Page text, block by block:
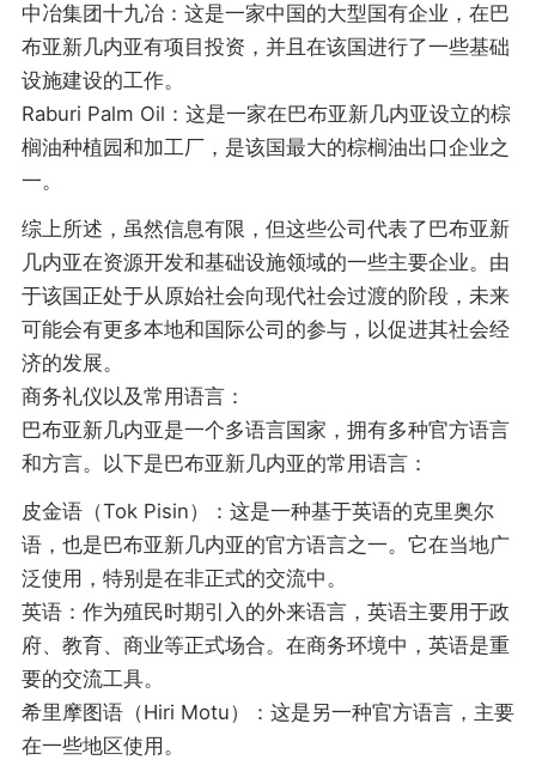
中冶集团十九冶：这是一家中国的大型国有企业，在巴
布亚新几内亚有项目投资，并且在该国进行了一些基础
设施建设的工作。
Raburi Palm Oil：这是一家在巴布亚新几内亚设立的棕
榈油种植园和加工厂，是该国最大的棕榈油出口企业之
一。
综上所述，虽然信息有限，但这些公司代表了巴布亚新
几内亚在资源开发和基础设施领域的一些主要企业。由
于该国正处于从原始社会向现代社会过渡的阶段，未来
可能会有更多本地和国际公司的参与，以促进其社会经
济的发展。
商务礼仪以及常用语言：
巴布亚新几内亚是一个多语言国家，拥有多种官方语言
和方言。以下是巴布亚新几内亚的常用语言：
皮金语（Tok Pisin）：这是一种基于英语的克里奥尔
语，也是巴布亚新几内亚的官方语言之一。它在当地广
泛使用，特别是在非正式的交流中。
英语：作为殖民时期引入的外来语言，英语主要用于政
府、教育、商业等正式场合。在商务环境中，英语是重
要的交流工具。
希里摩图语（Hiri Motu）：这是另一种官方语言，主要
在一些地区使用。